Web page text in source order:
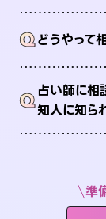
Qどうやって
Q占い師に相
知人に知ら
準